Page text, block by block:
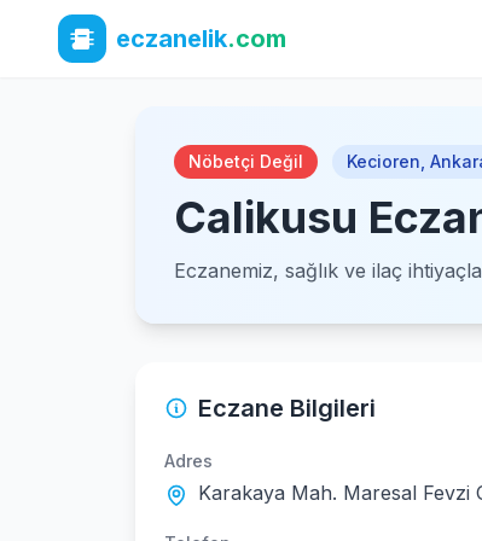
eczanelik.com
Nöbetçi Değil Kecioren
Calikusu
Eczanemiz, sağlık ve ilaç
Eczane Bilgileri
Adres
Karakaya Mah. Maresal Fevzi